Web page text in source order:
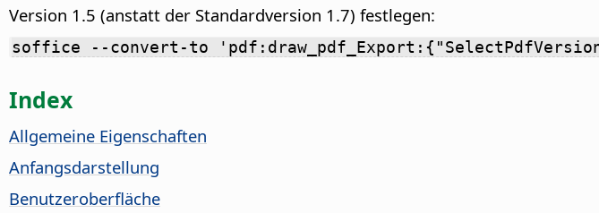
Version 1.5 (anstatt der Standardversion 1.7) festlegen:
soffice --convert-to
Index
Allgemeine Eigenschaften
Anfangsdarstellung
Benutzeroberfläche